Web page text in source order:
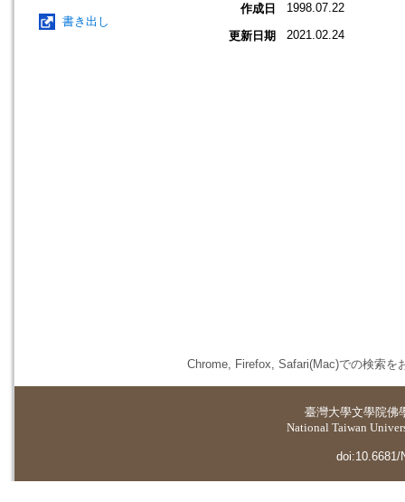
書き出し
作成日 1998.07.22
更新日期 2021.02.24
Chrome, Firefox, Safari(Mac)での検索を
臺灣大學文學院佛
National Taiwan
doi:10.6681/